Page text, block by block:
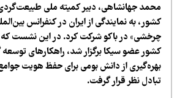
جهانشاهی، دبیر کمیته ملی طبیعت‌گردی و
به نمایندگی از ایران در کنفرانس بین‌المللی
عضو سیکا برگزار شد، راهکارهای توسعه
از دانش بومی برای حفظ هویت جوامع
نظر قرار گرفت.